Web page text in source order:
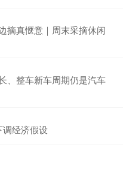
摘真惬意｜周末采摘休闲
、整车新车周期仍是汽车
经济假设